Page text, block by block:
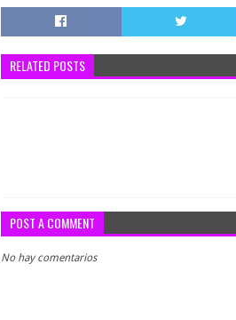
RELATED POSTS
POST A COMMENT
No hay comentarios